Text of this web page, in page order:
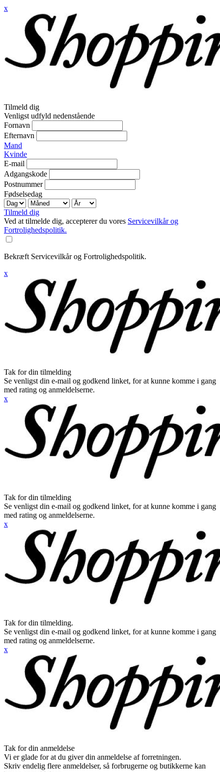
x
Tilmeld dig
Venligst udfyld nedenstående
Fornavn
Efternavn
Mand
Kvinde
E-mail
Adgangskode
Postnummer
Fødselsedag
Tilmeld dig
Ved at tilmelde dig, accepterer du vores Servicevilkår og
Fortrolighedspolitik.
Bekræft Servicevilkår og Fortrolighedspolitik.
x
Tak for din tilmelding
Se venligst din e-mail og godkend linket, for at kunne komme i gang
med rating og anmeldelserne.
x
Tak for din tilmelding
Se venligst din e-mail og godkend linket, for at kunne komme i gang
med rating og anmeldelserne.
x
Tak for din tilmelding.
Se venligst din e-mail og godkend linket, for at kunne komme i gang
med rating og anmeldelserne.
x
Tak for din anmeldelse
Vi er glade for at du giver din anmeldelse af forretningen.
Skriv endelig flere anmeldelser, så forbrugerne og butikkerne kan